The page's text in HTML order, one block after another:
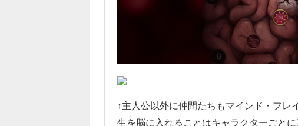
↑主人公以外に仲間たちもマインド・フレ
生を脳に入れることはキャラクターごと